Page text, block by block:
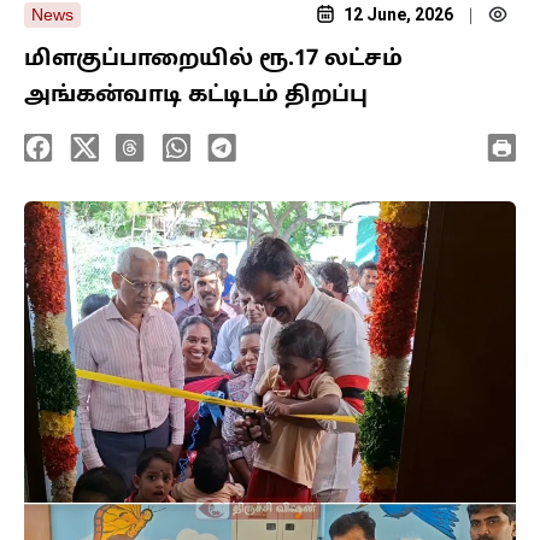
News 12 June, 2026
மிளகுப்பாறையில் ரூ.17 லட்சம்
அங்கன்வாடி கட்டிடம் திறப்பு